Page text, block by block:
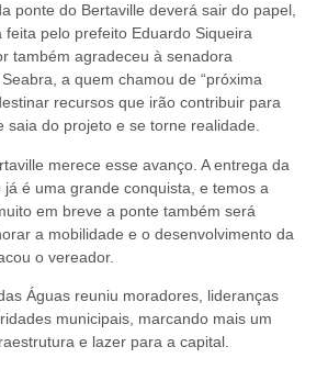
ponte do Bertaville deverá sair do papel,
pelo prefeito Eduardo Siqueira
também agradeceu à senadora
, a quem chamou de “próxima
recursos que irão contribuir para
saia do projeto e se torne realidade.
merece esse avanço. A entrega da
é uma grande conquista, e temos a
em breve a ponte também será
a mobilidade e o desenvolvimento da
o vereador.
Águas reuniu moradores, lideranças
municipais, marcando mais um
e lazer para a capital.